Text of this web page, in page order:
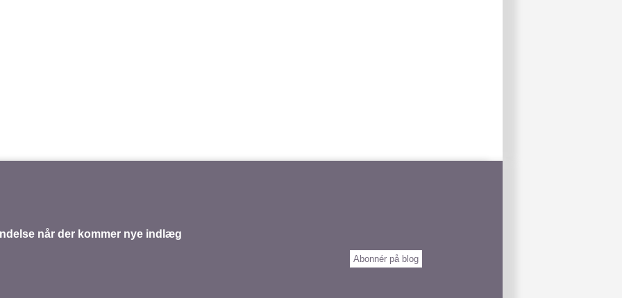
når der kommer nye indlæg
Abonnér på blog